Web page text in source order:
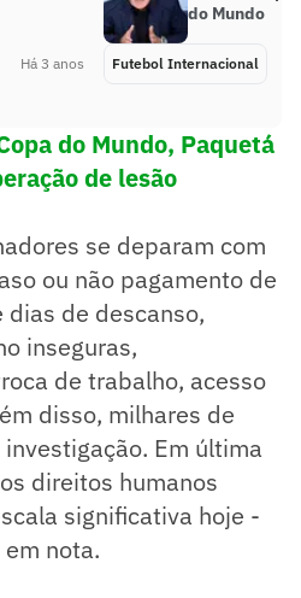
Há 3 anos
do Mundo
Futebol Internacional
do Mundo, Paquetá
de lesão
se deparam com
ou não pagamento de
de descanso,
inseguras,
de trabalho, acesso
disso, milhares de
Em última
direitos humanos
significativa hoje -
nota.